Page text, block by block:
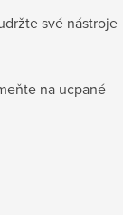
své nástroje
na ucpané